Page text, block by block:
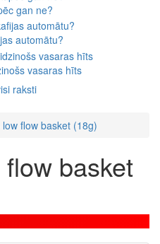
gan ne?
automātu?
vasaras hīts
raksti
flow basket (18g)
basket